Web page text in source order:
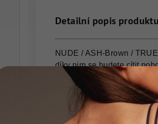
Detailní popis produktu
NUDE / ASH-Brown /
díky nim se budete cítit
Zároveň díky střihu, barvě
Možnost kombinace legín/
Nezbytná součást vašeho